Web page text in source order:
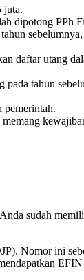
juta.
dipotong PPh
daftar utang
tahun
pemerintah.
sudah
Nomor ini
EFIN